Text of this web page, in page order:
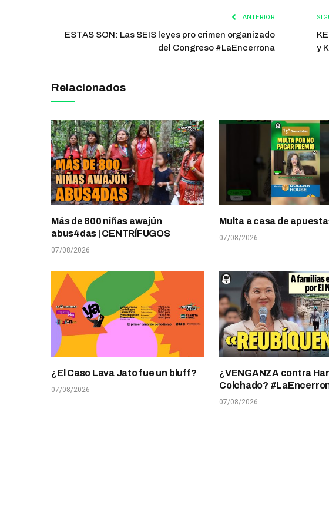
ANTERIOR
ESTAS SON: Las SEIS leyes pro crimen organizado
del Congreso #LaEncerrona
y
Relacionados
Más de 800 niñas awajún
abus4das | CENTRÍFUGOS
07/08/2026
Multa a casa de
07/08/2026
¿El Caso Lava Jato fue un bluff?
07/08/2026
¿VENGANZA contra
Colchado?
07/08/2026